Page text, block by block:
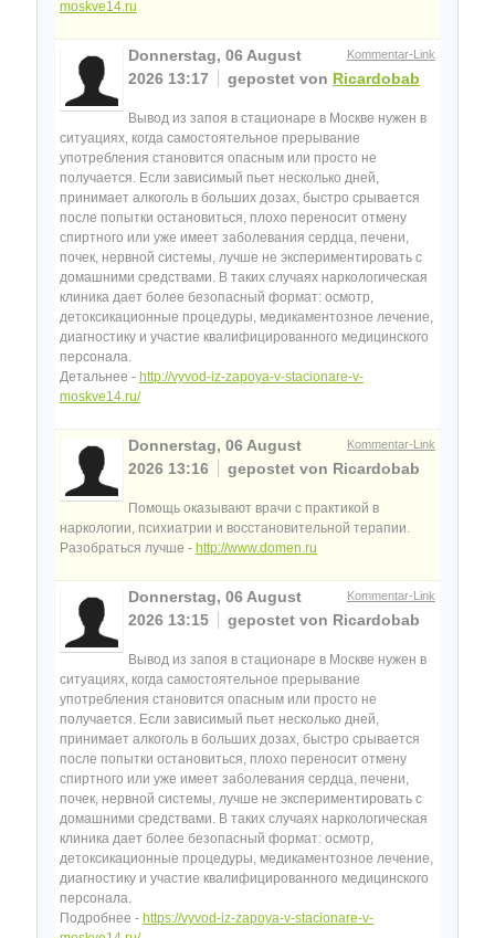
moskve14.ru
Kommentar-Link
Donnerstag, 06 August
2026 13:17
gepostet von Ricardobab
Вывод из запоя в стационаре в Москве нужен в
ситуациях, когда самостоятельное прерывание
употребления становится опасным или просто не
получается. Если зависимый пьет несколько дней,
принимает алкоголь в больших дозах, быстро срывается
после попытки остановиться, плохо переносит отмену
спиртного или уже имеет заболевания сердца, печени,
почек, нервной системы, лучше не экспериментировать с
домашними средствами. В таких случаях наркологическая
клиника дает более безопасный формат: осмотр,
детоксикационные процедуры, медикаментозное лечение,
диагностику и участие квалифицированного медицинского
персонала.
Детальнее - http://vyvod-iz-zapoya-v-stacionare-v-
moskve14.ru/
Kommentar-Link
Donnerstag, 06 August
2026 13:16
gepostet von Ricardobab
Помощь оказывают врачи с практикой в
наркологии, психиатрии и восстановительной терапии.
Разобраться лучше - http://www.domen.ru
Kommentar-Link
Donnerstag, 06 August
2026 13:15
gepostet von Ricardobab
Вывод из запоя в стационаре в Москве нужен в
ситуациях, когда самостоятельное прерывание
употребления становится опасным или просто не
получается. Если зависимый пьет несколько дней,
принимает алкоголь в больших дозах, быстро срывается
после попытки остановиться, плохо переносит отмену
спиртного или уже имеет заболевания сердца, печени,
почек, нервной системы, лучше не экспериментировать с
домашними средствами. В таких случаях наркологическая
клиника дает более безопасный формат: осмотр,
детоксикационные процедуры, медикаментозное лечение,
диагностику и участие квалифицированного медицинского
персонала.
Подробнее - https://vyvod-iz-zapoya-v-stacionare-v-